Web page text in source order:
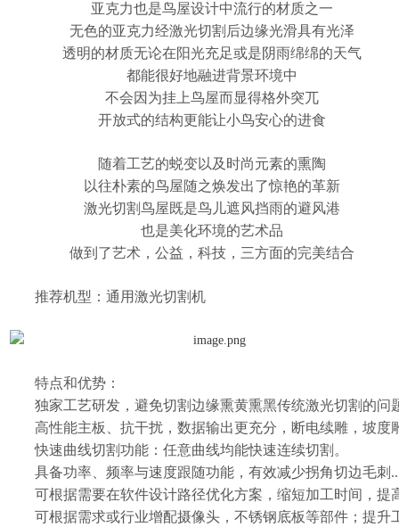
亚克力也是鸟屋设计中流行的材质之一
无色的亚克力经激光切割 后边缘光滑具有光泽
透明的材质无论在阳光充足或是阴雨绵绵的天气
都能很好地融进背景环境中
不会因为挂上鸟屋而显得格外突兀
开放式的结构更能让小鸟安心的进食
随着工艺的蜕变以及时尚元素的熏陶
以往朴素的鸟屋随之焕发出了惊艳的革新
激光切割鸟屋既是鸟儿遮风挡雨的避风港
也是美化环境的艺术品
做到了艺术，公益，科技，三方面的完美结合
推荐机型：通用激光切割机
特点和优势：
独家工艺研发，避免切割边缘熏黄熏黑传统激光切割的问
高性能主板、抗干扰，数据输出更充分，断电续雕，坡度
快速曲线切割功能：任意曲线均能快速连续切割。
具备功率、频率与速度跟随功能，有效减少拐角切边毛刺
可根据需要在软件设计路径优化方案，缩短加工时间，提
可根据需求或行业增配摄像头，不锈钢底板等部件；提升